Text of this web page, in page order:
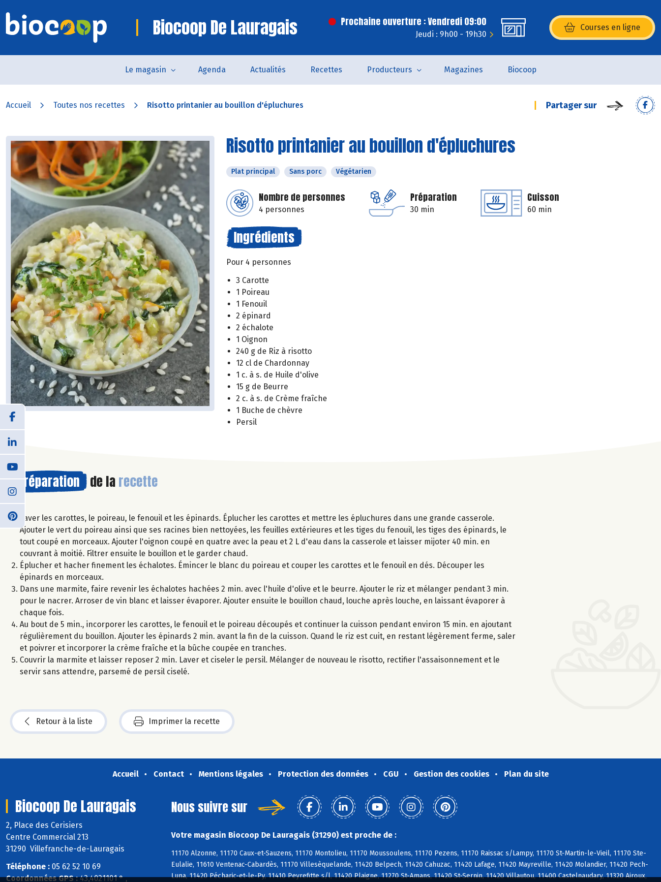
Biocoop De Lauragais Prochaine ouverture : Vendredi 09:00
Jeudi : 9h00 - 19h30
Courses en ligne
(s’ouvre dans une nouvelle
Le magasin Agenda Actualités Recettes Producteurs Magazines Biocoop
Accueil Toutes nos recettes Risotto printanier au bouillon d'épluchures Partager sur
Risotto printanier au bouillon d'épluchures
Plat principal Sans porc Végétarien
Nombre de personnes
4 personnes
Préparation
30 min
Cuisson
60 min
Ingrédients
Pour 4 personnes
3 Carotte
1 Poireau
1 Fenouil
2 épinard
2 échalote
1 Oignon
240 g de Riz à risotto
12 cl de Chardonnay
1 c. à s. de Huile d'olive
15 g de Beurre
2 c. à s. de Crème fraîche
1 Buche de chèvre
Persil
Préparation de la recette
Laver les carottes, le poireau, le fenouil et les épinards. Éplucher les carottes et mettre les épluchures dans une grande casserole.
Ajouter le vert du poireau ainsi que ses racines bien nettoyées, les feuilles extérieures et les tiges du fenouil, les tiges des épinards, le
tout coupé en morceaux. Ajouter l'oignon coupé en quatre avec la peau et 2 L d'eau dans la casserole et laisser mijoter 40 min. en
couvrant à moitié. Filtrer ensuite le bouillon et le garder chaud.
Éplucher et hacher finement les échalotes. Émincer le blanc du poireau et couper les carottes et le fenouil en dés. Découper les
épinards en morceaux.
Dans une marmite, faire revenir les échalotes hachées 2 min. avec l'huile d'olive et le beurre. Ajouter le riz et mélanger pendant 3 min.
pour le nacrer. Arroser de vin blanc et laisser évaporer. Ajouter ensuite le bouillon chaud, louche après louche, en laissant évaporer à
chaque fois.
Au bout de 5 min., incorporer les carottes, le fenouil et le poireau découpés et continuer la cuisson pendant environ 15 min. en ajoutant
régulièrement du bouillon. Ajouter les épinards 2 min. avant la fin de la cuisson. Quand le riz est cuit, en restant légèrement ferme, saler
et poivrer et incorporer la crème fraîche et la bûche coupée en tranches.
Couvrir la marmite et laisser reposer 2 min. Laver et ciseler le persil. Mélanger de nouveau le risotto, rectifier l'assaisonnement et le
servir sans attendre, parsemé de persil ciselé.
Retour à la liste Imprimer la recette
Accueil Contact Mentions légales Protection des données CGU Gestion des cookies Plan du site
Biocoop De Lauragais
2, Place des Cerisiers
Centre Commercial 213
31290 Villefranche-de-Lauragais
Téléphone : 05 62 52 10 69
Coordonnées GPS :43,4021101 ° ,
Nous suivre sur
Votre magasin Biocoop De Lauragais (31290) est proche de :
11170 Alzonne, 11170 Caux-et-Sauzens, 11170 Montolieu, 11170 Moussoulens, 11170 Pezens, 11170 Raissac s/Lampy, 11170 St-Martin-le-Vieil, 11170 Ste-
Eulalie, 11610 Ventenac-Cabardès, 11170 Villesèquelande, 11420 Belpech, 11420 Cahuzac, 11420 Lafage, 11420 Mayreville, 11420 Molandier, 11420 Pech-
Luna, 11420 Pécharic-et-le-Py, 11410 Peyrefitte s/l, 11420 Plaigne, 11270 St-Amans, 11420 St-Sernin, 11420 Villautou, 11400 Castelnaudary, 11320 Airoux,